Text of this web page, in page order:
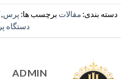
دسته بندی: مقالاتبرچسب ها: پرس,
دستگاه
ADMIN